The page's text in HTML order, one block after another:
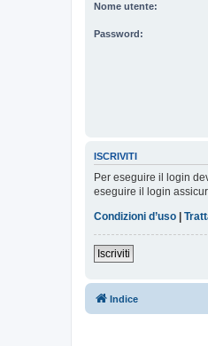
Nome utente:
Password:
ISCRIVITI
Per eseguire il login
eseguire il login
Condizioni d’uso |
Iscriviti
Indice